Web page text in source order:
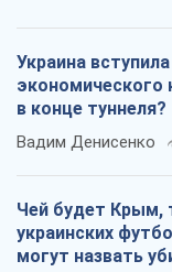
Украина
экономического
в конце туннеля?
Вадим Денисенко
Чей будет Крым,
украинских
могут назвать